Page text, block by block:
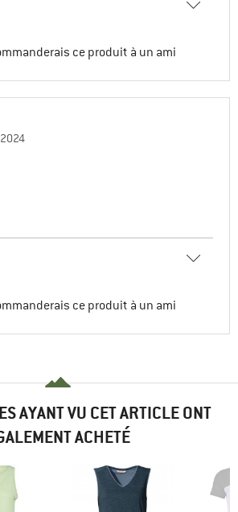
ce produit à un ami
ce produit à un ami
AYANT VU CET ARTICLE ONT
ACHETÉ